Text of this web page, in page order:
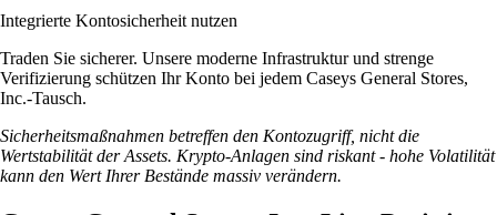
Integrierte Kontosicherheit nutzen
Traden Sie sicherer. Unsere moderne Infrastruktur und strenge
Verifizierung schützen Ihr Konto bei jedem Caseys General Stores,
Inc.-Tausch.
Sicherheitsmaßnahmen betreffen den Kontozugriff, nicht die
Wertstabilität der Assets. Krypto-Anlagen sind riskant - hohe Volatilität
kann den Wert Ihrer Bestände massiv verändern.